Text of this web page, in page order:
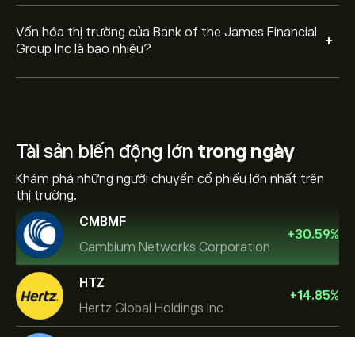
Vốn hóa thị trường của Bank of the James Financial
Group Inc là bao nhiêu?
+
Tài sản biến động lớn trong ngày
Khám phá những người chuyển cổ phiếu lớn nhất trên
thị trường.
CMBMF
Cambium Networks Corporation
+30.59%
HTZ
Hertz Global Holdings Inc
+14.85%